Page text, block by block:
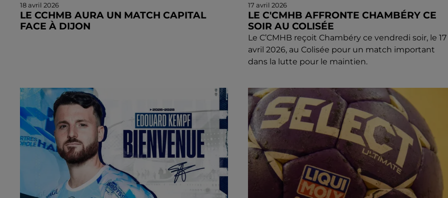
18 avril 2026
LE CCHMB AURA UN MATCH CAPITAL
FACE À DIJON
17 avril 2026
LE C'CMHB AFFRONTE CHAMBÉRY CE
SOIR AU COLISÉE
Le C’CMHB reçoit Chambéry ce vendredi soir, le 17
avril 2026, au Colisée pour un match important
dans la lutte pour le maintien.